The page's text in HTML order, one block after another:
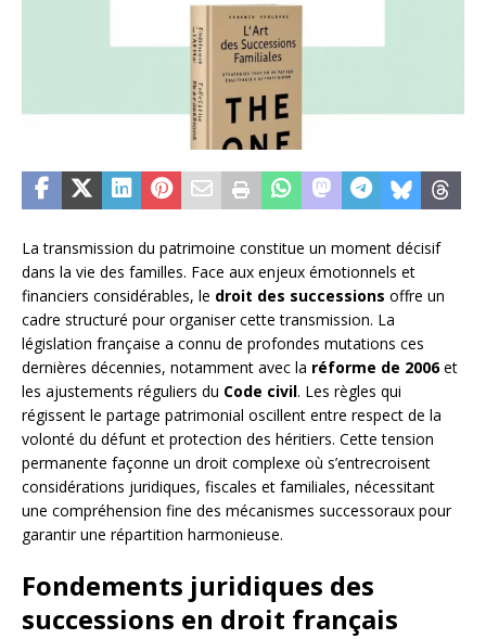
La transmission du patrimoine constitue un moment décisif
dans la vie des familles. Face aux enjeux émotionnels et
financiers considérables, le droit des successions offre un
cadre structuré pour organiser cette transmission. La
législation française a connu de profondes mutations ces
dernières décennies, notamment avec la réforme de 2006et
les ajustements réguliers du Code civil. Les règles qui
régissent le partage patrimonial oscillent entre respect de la
volonté du défunt et protection des héritiers. Cette tension
permanente façonne un droit complexe où s’entrecroisent
considérations juridiques, fiscales et familiales, nécessitant
une compréhension fine des mécanismes successoraux pour
garantir une répartition harmonieuse.
Fondements juridiques des
successions en droit français